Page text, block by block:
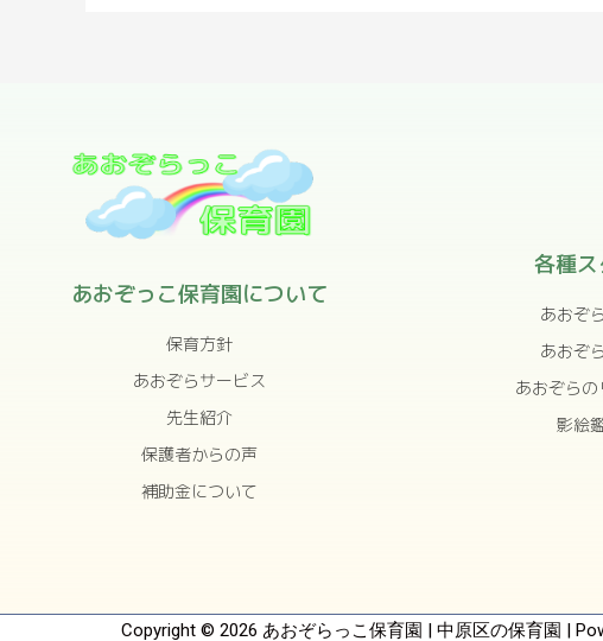
あおぞっこ保育園について
保育方針
あおぞらサービス
先生紹介
保護者からの声
補助金について
各種
あおぞ
あおぞ
あおぞら
影絵
Copyright © 2026 あおぞらっこ保育園 | 中原区の保育園 |